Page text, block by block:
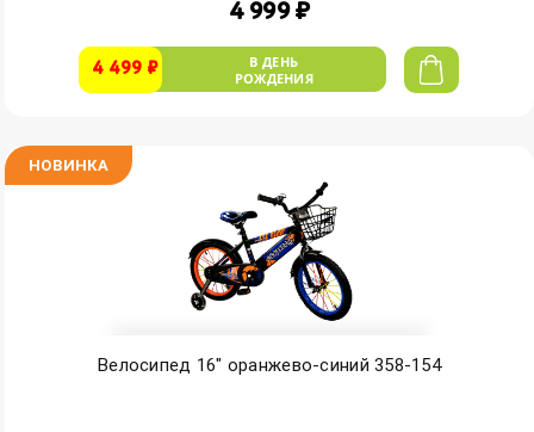
4 999 ₽
4 499 ₽
В ДЕНЬ
РОЖДЕНИЯ
НОВИНКА
Велосипед 16" оранжево-синий 358-154